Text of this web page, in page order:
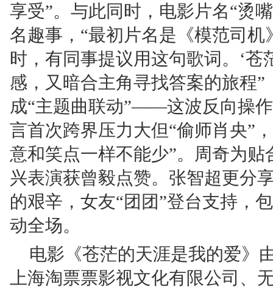
享受”。与此同时，电影片名“烫
名趣事，“最初片名是《模范司
时，有同事提议用这句歌词。‘苍
感，又暗合主角寻找答案的旅程
成“主题曲联动”——这波反向操
言首次跨界压力大但“偷师肖央”
意和笑点一样不能少”。周奇为
兴表演获曾毅点赞。张智超更分
的艰辛，女友“团团”登台支持，
动全场。
电影《苍茫的天涯是我的爱》
上海淘票票影视文化有限公司、